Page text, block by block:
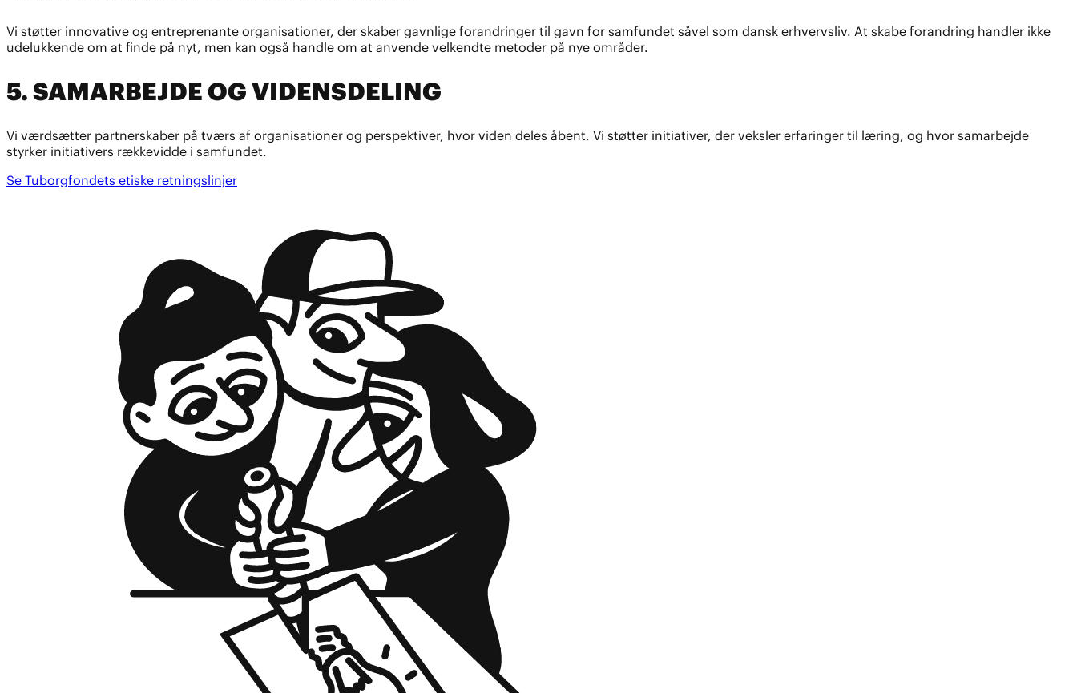
Vi støtter innovative og entreprenante organisationer, der skaber gavnlige forandringer til gavn for samfundet såvel som dansk erhvervsliv. At skabe forandring handler ikke
udelukkende om at finde på nyt, men kan også handle om at anvende velkendte metoder på nye områder.
5. SAMARBEJDE OG VIDENSDELING
Vi værdsætter partnerskaber på tværs af organisationer og perspektiver, hvor viden deles åbent. Vi støtter initiativer, der veksler erfaringer til læring, og hvor samarbejde
styrker initiativers rækkevidde i samfundet.
Se Tuborgfondets etiske retningslinjer